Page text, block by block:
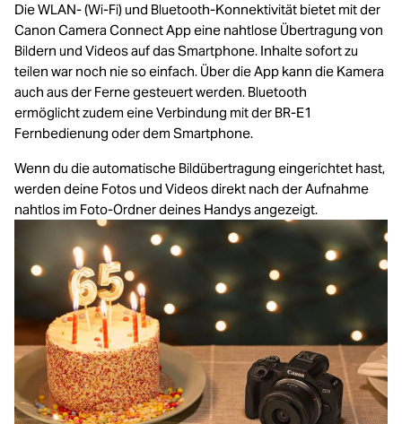
Die WLAN- (Wi-Fi) und Bluetooth-Konnektivität bietet mit der
Canon Camera Connect App eine nahtlose Übertragung von
Bildern und Videos auf das Smartphone. Inhalte sofort zu
teilen war noch nie so einfach. Über die App kann die Kamera
auch aus der Ferne gesteuert werden. Bluetooth
ermöglicht zudem eine Verbindung mit der BR-E1
Fernbedienung oder dem Smartphone.
Wenn du die automatische Bildübertragung eingerichtet hast,
werden deine Fotos und Videos direkt nach der Aufnahme
nahtlos im Foto-Ordner deines Handys angezeigt.